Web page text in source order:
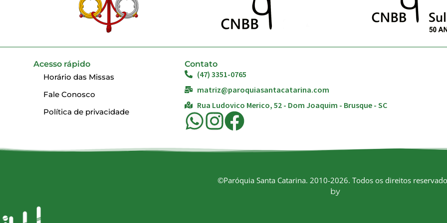
Acesso rápido
Horário das Missas
Fale Conosco
Política de privacidade
Contato
(47) 3351-0765
matriz@paroquiasantacatarina.com
Rua Ludovico Merico, 52 - Dom Joaquim - Brusque - SC
©Paróquia Santa Catarina. 2010-2026. Todos os direitos
by